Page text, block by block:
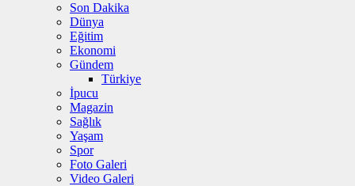
Son Dakika
Dünya
Eğitim
Ekonomi
Gündem
Türkiye
İpucu
Magazin
Sağlık
Yaşam
Spor
Foto Galeri
Video Galeri